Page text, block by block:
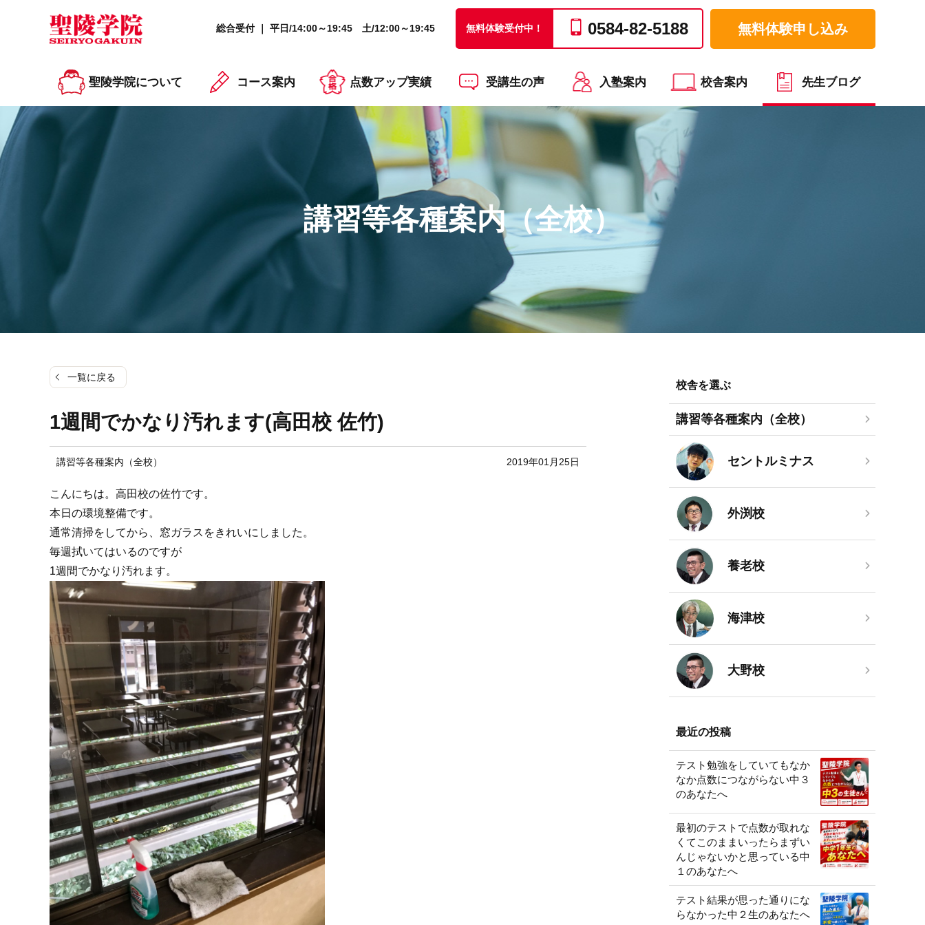
総合受付 ｜ 平日/14:00～19:45 土/12:00～19:45 無料体験受付中！ 0584-82-5188 無料体験申し込み
聖陵学院について コース案内 点数アップ実績 受講生の声 入塾案内 校舎案内 先生ブログ
講習等各種案内（全校）
一覧に戻る
1週間でかなり汚れます(高田校 佐竹)
講習等各種案内（全校） 2019年01月25日
こんにちは。高田校の佐竹です。
本日の環境整備です。
通常清掃をしてから、窓ガラスをきれいにしました。
毎週拭いてはいるのですが
1週間でかなり汚れます。
校舎を選ぶ
講習等各種案内（全校）
セントルミナス
外渕校
養老校
海津校
大野校
最近の投稿
テスト勉強をしていてもなか
なか点数につながらない中３
のあなたへ
最初のテストで点数が取れな
くてこのままいったらまずい
んじゃないかと思っている中
１のあなたへ
テスト結果が思った通りにな
らなかった中２生のあなたへ